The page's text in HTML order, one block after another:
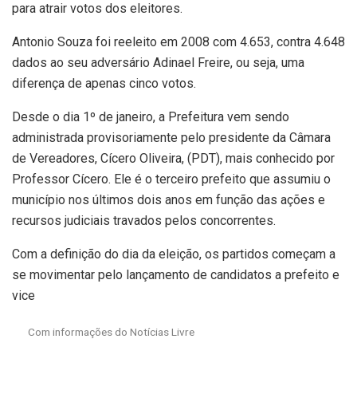
para atrair votos dos eleitores.
Antonio Souza foi reeleito em 2008 com 4.653, contra 4.648
dados ao seu adversário Adinael Freire, ou seja, uma
diferença de apenas cinco votos.
Desde o dia 1º de janeiro, a Prefeitura vem sendo
administrada provisoriamente pelo presidente da Câmara
de Vereadores, Cícero Oliveira, (PDT), mais conhecido por
Professor Cícero. Ele é o terceiro prefeito que assumiu o
município nos últimos dois anos em função das ações e
recursos judiciais travados pelos concorrentes.
Com a definição do dia da eleição, os partidos começam a
se movimentar pelo lançamento de candidatos a prefeito e
vice
Com informações do Notícias Livre